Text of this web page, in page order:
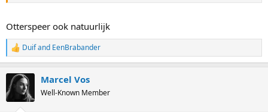
Otterspeer ook natuurlijk
R
e
c
t
Duifand EenBrabander
Marcel Vos
Well-Known Member